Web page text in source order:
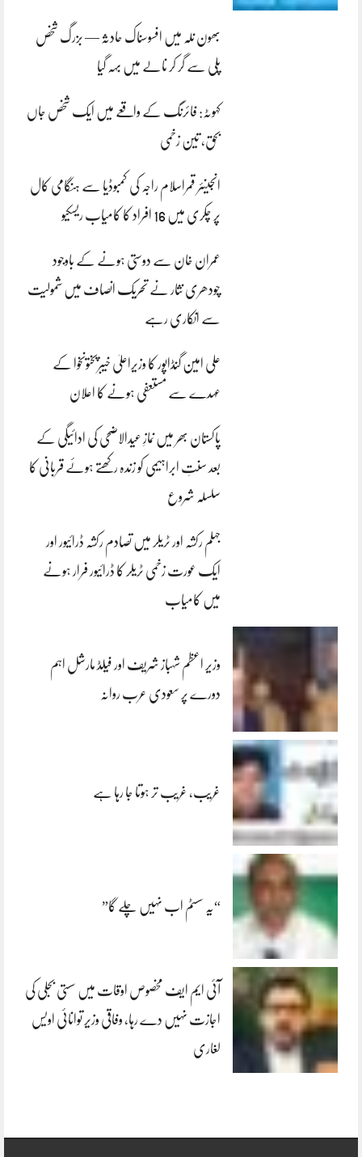
بھون نلہ میں افسوسناک حادثہ — بزرگ شخص
پلی سے گر کر نالے میں بہہ گیا
کہوٹہ: فائرنگ کے واقعے میں ایک شخص جاں
بحق، تین زخمی
انجینئر قمراسلام راجہ کی کمبوڈیا سے ہنگامی کال
پر چکری میں 16 افراد کا کامیاب ریسکیو
عمران خان سے دوستی ہونے کے باوجود
چودھری نثار نے تحریک انصاف میں شمولیت
سے انکاری رہے
علی امین گنڈاپور کا وزیراعلیٰ خیبرپختونخوا کے
عہدے سے مستعفی ہونے کا اعلان
پاکستان بھر میں نمازِ عیدالاضحی کی ادائیگی کے
بعد سنتِ ابراہیمی کو زندہ رکھتے ہوئے قربانی کا
سلسلہ شروع
جہلم رکشہ اور ٹریلر میں تصادم رکشہ ڈرائیور اور
ایک عورت زخمی ٹریلر کا ڈرائیور فرار ہونے
میں کامیاب
وزیر اعظم شہباز شریف اور فیلڈ مارشل اہم
دورے پر سعودی عرب روانہ
غریب، غریب تر ہوتا جا رہا ہے
“یہ سسٹم اب نہیں چلے گا”
آئی ایم ایف مخصوص اوقات میں سستی بجلی کی
اجازت نہیں دے رہا، وفاقی وزیر توانائی اویس
لغاری